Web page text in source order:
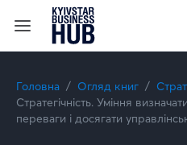
Головна Огляд книг
Стратегічність. Уміння
переваги і досягати